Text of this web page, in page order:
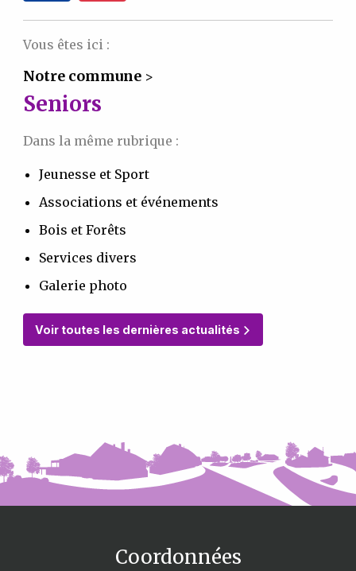
Vous êtes ici :
Notre commune>
Seniors
Dans la même rubrique :
Jeunesse et Sport
Associations et événements
Bois et Forêts
Services divers
Galerie photo
Voir toutes les dernières actualités
Coordonnées